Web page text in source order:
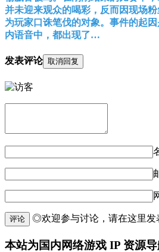
并未迎来观众的喝彩，反而因现场
为玩家口诛笔伐的对象。事件的起
内语音中，都出现了…
发表评论 取消回复
评论 ◎欢迎参与讨论，请在这里发
本站为国内网络游戏 IP 资源